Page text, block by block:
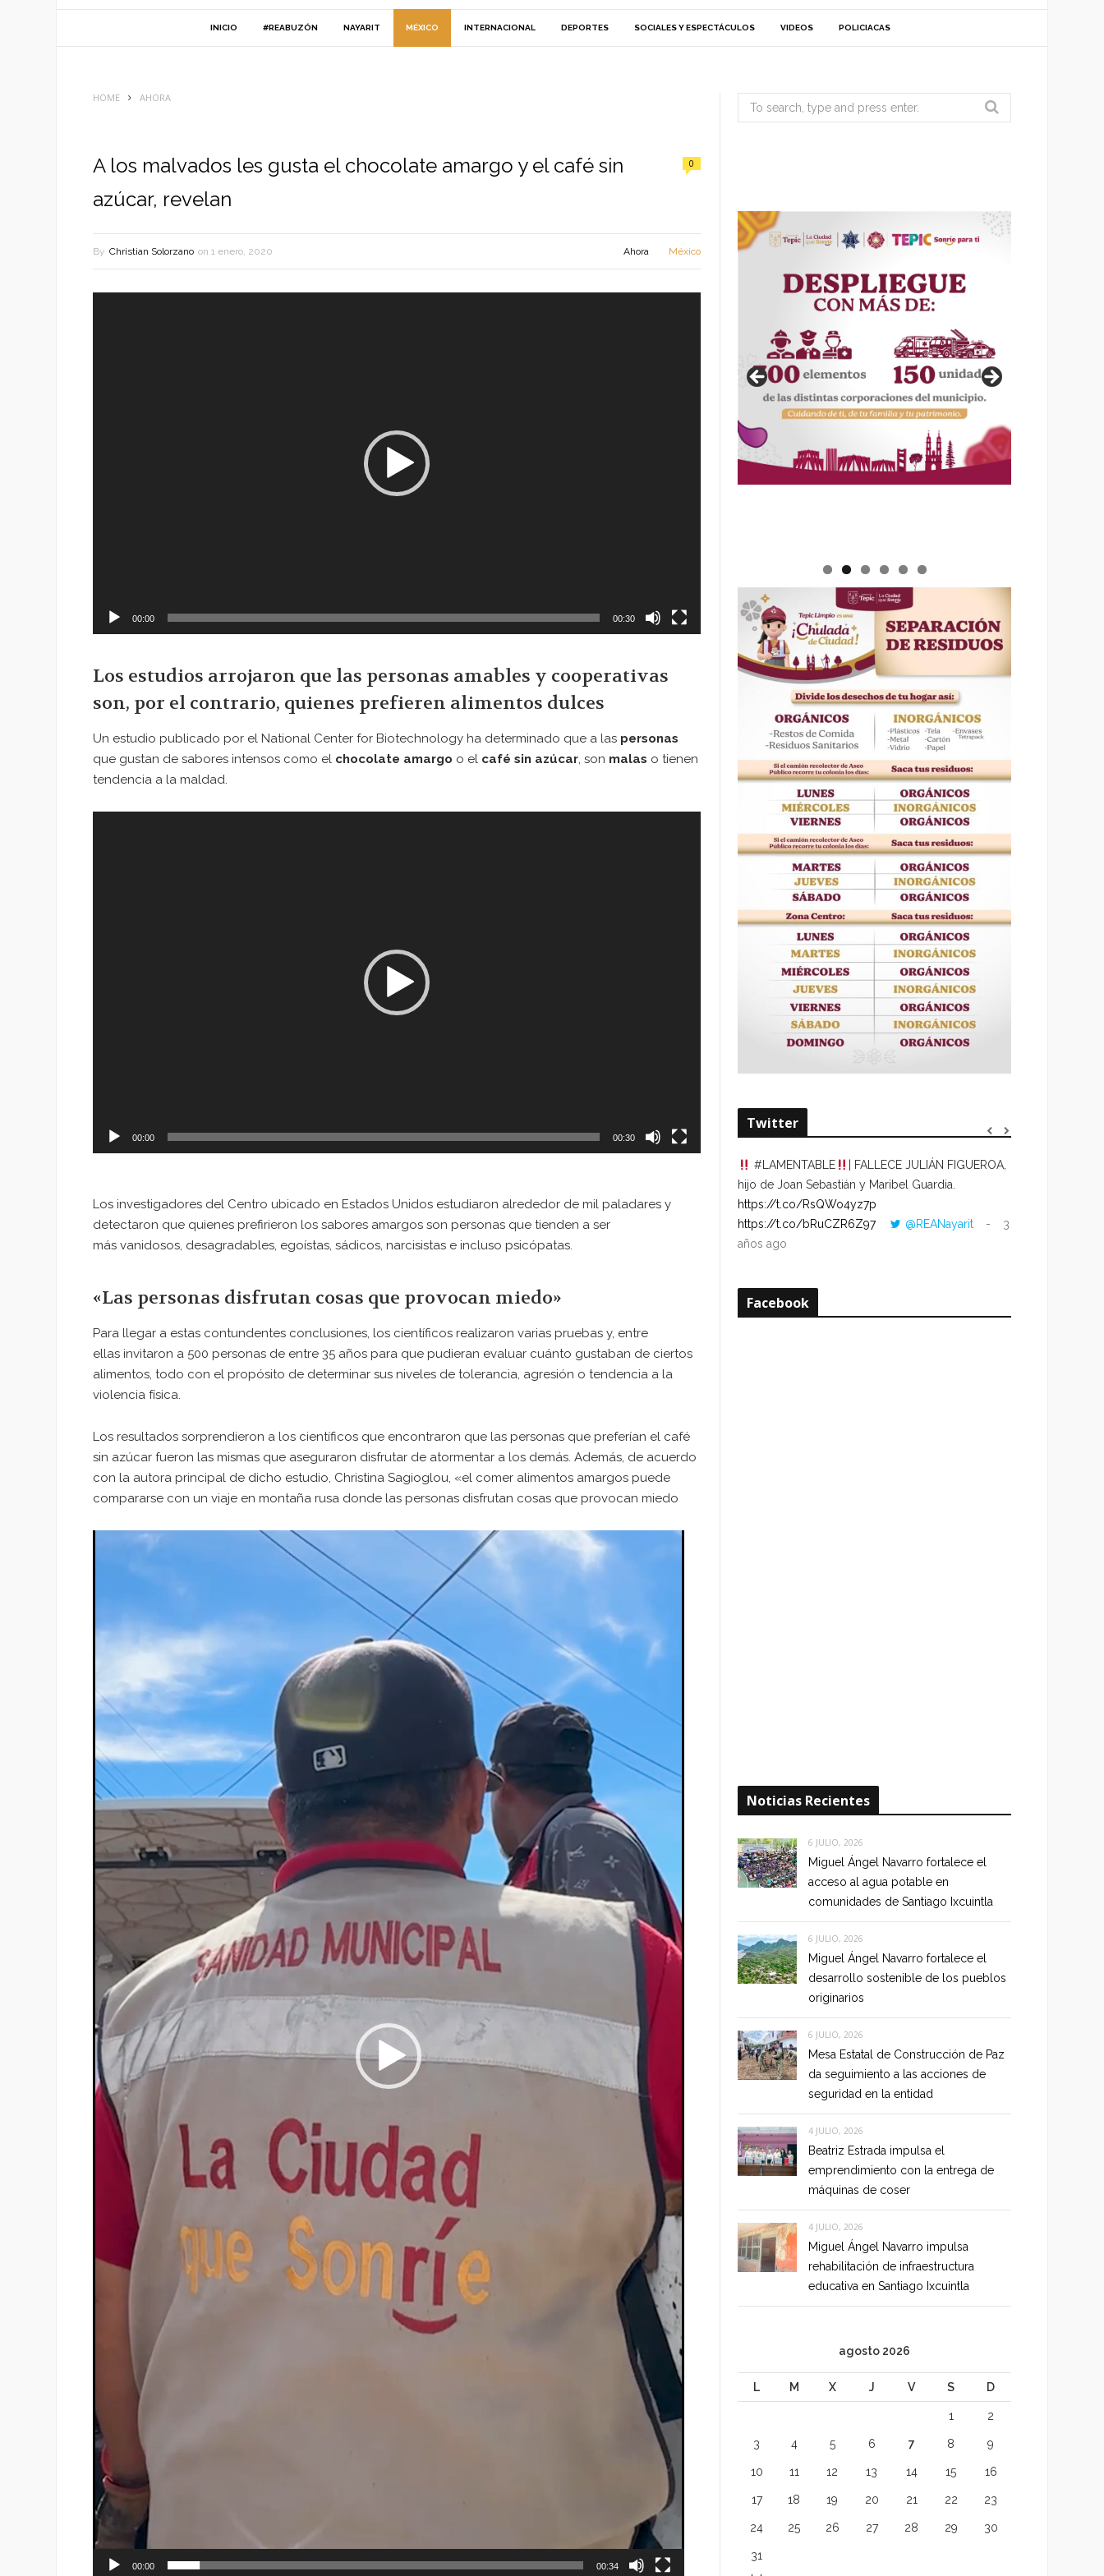
INICIO #REABUZÓN NAYARIT MÉXICO INTERNACIONAL DEPORTES SOCIALES Y ESPECTÁCULOS VIDEOS POLICIACAS
HOME AHORA
A los malvados les gusta el chocolate amargo y el café sin
azúcar, revelan
0
By Christian Solorzano on 1 enero, 2020 Ahora México
00:00 00:30
Los estudios arrojaron que las personas amables y cooperativas
son, por el contrario, quienes prefieren alimentos dulces
Un estudio publicado por el National Center for Biotechnology ha determinado que a las personas
que gustan de sabores intensos como el chocolate amargo o el café sin azúcar, son malas o tienen
tendencia a la maldad.
00:00 00:30
Los investigadores del Centro ubicado en Estados Unidos estudiaron alrededor de mil paladares y
detectaron que quienes prefirieron los sabores amargos son personas que tienden a ser
más vanidosos, desagradables, egoístas, sádicos, narcisistas e incluso psicópatas.
«Las personas disfrutan cosas que provocan miedo»
Para llegar a estas contundentes conclusiones, los científicos realizaron varias pruebas y, entre
ellas invitaron a 500 personas de entre 35 años para que pudieran evaluar cuánto gustaban de ciertos
alimentos, todo con el propósito de determinar sus niveles de tolerancia, agresión o tendencia a la
violencia física.
Los resultados sorprendieron a los científicos que encontraron que las personas que preferían el café
sin azúcar fueron las mismas que aseguraron disfrutar de atormentar a los demás. Además, de acuerdo
con la autora principal de dicho estudio, Christina Sagioglou, «el comer alimentos amargos puede
compararse con un viaje en montaña rusa donde las personas disfrutan cosas que provocan miedo
Reproductor
00:00 00:34
Search
for:
Twitter
#LAMENTABLE
| FALLECE JULIÁN FIGUEROA,
hijo de Joan Sebastián y Maribel Guardia.
https://t.co/RsQWo4yz7p
https://t.co/bRuCZR6Z97
@REANayarit
3
años ago
Facebook
Noticias Recientes
6 JULIO, 2026
Miguel Ángel Navarro fortalece el
acceso al agua potable en
comunidades de Santiago Ixcuintla
6 JULIO, 2026
Miguel Ángel Navarro fortalece el
desarrollo sostenible de los pueblos
originarios
6 JULIO, 2026
Mesa Estatal de Construcción de Paz
da seguimiento a las acciones de
seguridad en la entidad
4 JULIO, 2026
Beatriz Estrada impulsa el
emprendimiento con la entrega de
máquinas de coser
4 JULIO, 2026
Miguel Ángel Navarro impulsa
rehabilitación de infraestructura
educativa en Santiago Ixcuintla
agosto 2026
L M X J V S D
1 2
3 4 5 6 7 8 9
10 11 12 13 14 15 16
17 18 19 20 21 22 23
24 25 26 27 28 29 30
31